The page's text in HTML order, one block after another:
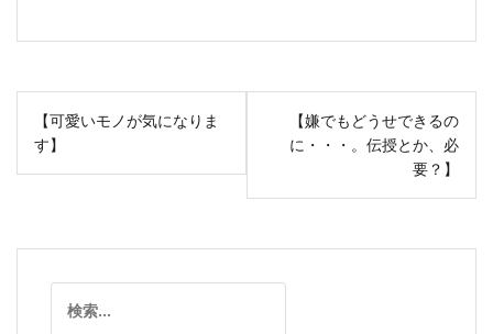
投
稿
ナ
ー
【可愛いモノが気になりま
す】
【嫌でもどうせできるの
に・・・。伝授とか、必
要？】
索: